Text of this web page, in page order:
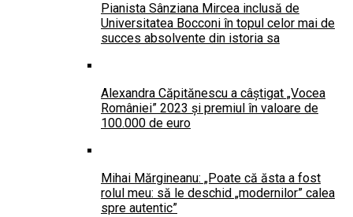
Pianista Sânziana Mircea inclusă de
Universitatea Bocconi în topul celor mai de
succes absolvente din istoria sa
Alexandra Căpitănescu a câștigat „Vocea
României” 2023 și premiul în valoare de
100.000 de euro
Mihai Mărgineanu: „Poate că ăsta a fost
rolul meu: să le deschid „modernilor” calea
spre autentic”